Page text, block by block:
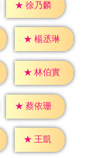
★ 徐乃麟
★ 楊丞琳
★ 林伯實
★ 蔡依珊
★ 王凱